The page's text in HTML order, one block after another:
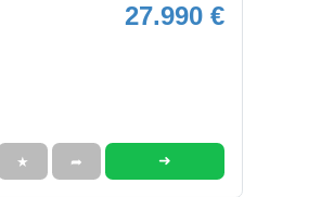
27.990 €
★ ➦ ➜